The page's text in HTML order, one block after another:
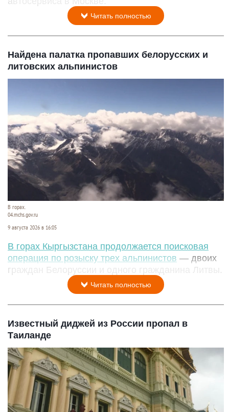
Читать полностью
Найдена палатка пропавших белорусских и
литовских альпинистов
В горах.
04.mchs.gov.ru
9 августа 2026 в 16:05
В горах Кыргызстана продолжается поисковая
операция по розыску трех альпинистов — двоих
граждан Белоруссии и одного гражданина Литвы.
Читать полностью
Известный диджей из России пропал в
Таиланде